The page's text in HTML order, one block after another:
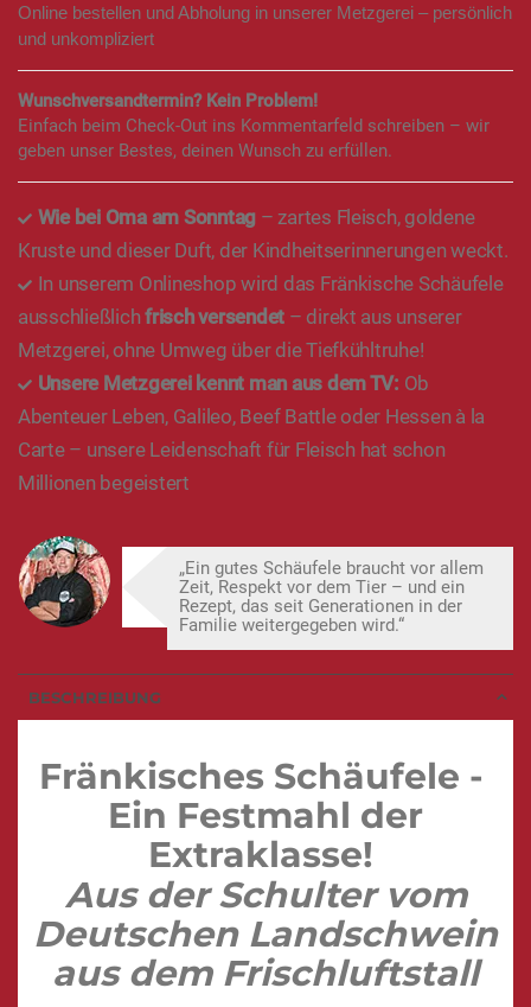
Online bestellen und Abholung in unserer Metzgerei – persönlich
und unkompliziert
Wunschversandtermin? Kein Problem!
Einfach beim Check-Out ins Kommentarfeld schreiben – wir
geben unser Bestes, deinen Wunsch zu erfüllen.
Wie bei Oma am Sonntag – zartes Fleisch, goldene
Kruste und dieser Duft, der Kindheitserinnerungen weckt.
In unserem Onlineshop wird das Fränkische Schäufele
ausschließlichfrisch versendet – direkt aus unserer
Metzgerei, ohne Umweg über die Tiefkühltruhe!
Unsere Metzgerei kennt man aus dem TV: Ob
Abenteuer Leben, Galileo, Beef Battle oder Hessen à la
Carte – unsere Leidenschaft für Fleisch hat schon
Millionen begeistert
„Ein gutes Schäufele braucht vor allem
Zeit, Respekt vor dem Tier – und ein
Rezept, das seit Generationen in der
Familie weitergegeben wird.“
BESCHREIBUNG
Fränkisches Schäufele -
Ein Festmahl der
Extraklasse!
Aus der Schulter vom
Deutschen Landschwein
aus dem Frischluftstall